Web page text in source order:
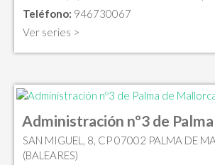
Teléfono: 946730067
Ver series >
Administración nº3 de
SAN MIGUEL, 8, CP 07002 PALMA DE
(BALEARES)